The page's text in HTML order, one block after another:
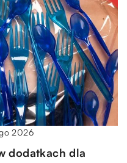
2026
dodatkach dla